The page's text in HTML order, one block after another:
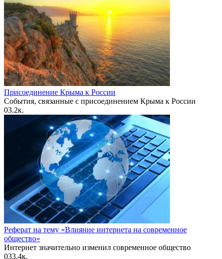
Присоединение Крыма к России
События, связанные с присоединением Крыма к России
03.2к.
Реферат на тему «Влияние интернета на современное
общество»
Интернет значительно изменил современное общество
033.4к.